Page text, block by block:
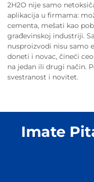
2H2O nije samo
aplikacija u firmama:
cementa, mešati kao
građevinskoj industriji.
nusproizvodi nisu samo
doneti i novac, čineći
na jedan ili drugi način.
svestranost i novitet.
Imate